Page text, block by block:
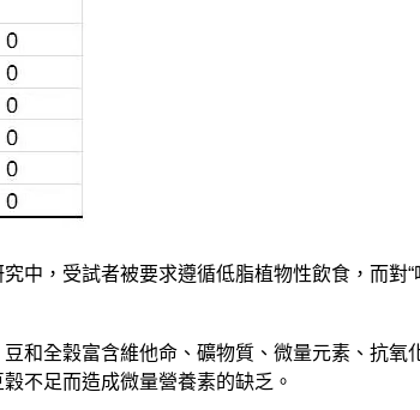
中，受試者被要求遵循低脂植物性飲食，而
和全穀富含維他命、礦物質、微量元素、抗
不足而造成微量營養素的缺乏。